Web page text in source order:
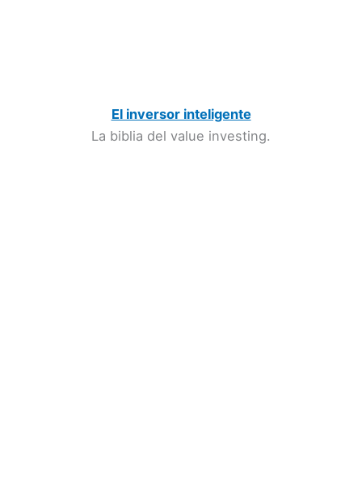
El inversor inteligente
La biblia del value investing.